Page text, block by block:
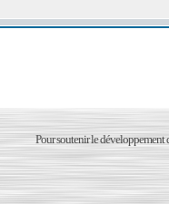
Pour soutenir le développement